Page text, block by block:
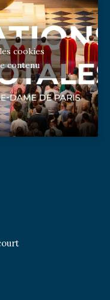
cookies
contenu